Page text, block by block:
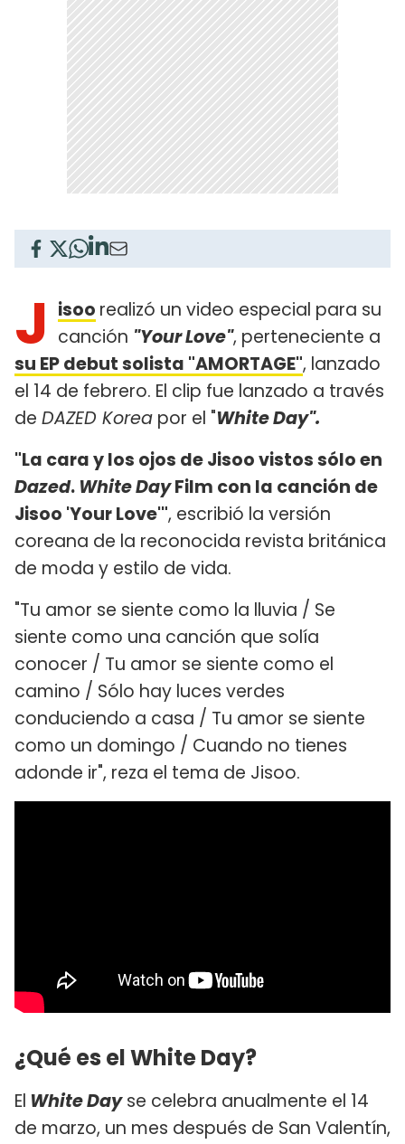
J isoo realizó un video especial para su
canción "Your Love", perteneciente a
su EP debut solista "AMORTAGE", lanzado
el 14 de febrero. El clip fue lanzado a través
de DAZED Korea por el "White Day".
"La cara y los ojos de Jisoo vistos sólo en
Dazed. White DayFilm con la canción de
Jisoo 'Your Love'", escribió la versión
coreana de la reconocida revista británica
de moda y estilo de vida.
"Tu amor se siente como la lluvia / Se
siente como una canción que solía
conocer / Tu amor se siente como el
camino / Sólo hay luces verdes
conduciendo a casa / Tu amor se siente
como un domingo / Cuando no tienes
adonde ir", reza el tema de Jisoo.
¿Qué es el White Day?
El White Dayse celebra anualmente el 14
de marzo, un mes después de San Valentín,